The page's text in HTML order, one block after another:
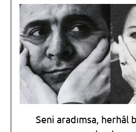
Seni aradımsa, herhâl